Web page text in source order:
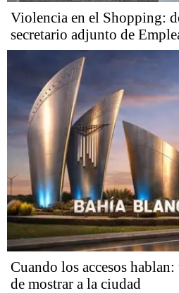
Violencia en el Shopping:
secretario adjunto de
Cuando los accesos
de mostrar a la ciudad